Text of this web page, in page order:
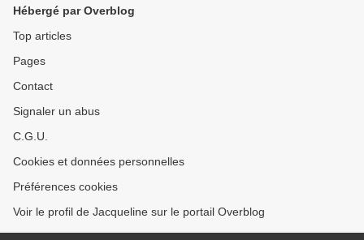
Hébergé par Overblog
Top articles
Pages
Contact
Signaler un abus
C.G.U.
Cookies et données personnelles
Préférences cookies
Voir le profil de Jacqueline sur le portail Overblog